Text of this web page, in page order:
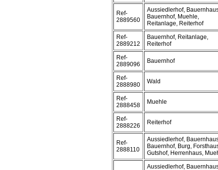
Ref-
2889560
Aussiedlerhof,
Bauernhof, Muehle,
Reitanlage, Reiterhof
Ref-
2889212
Bauernhof, Reitanlage,
Reiterhof
Ref-
2889096
Bauernhof
Ref-
2888980
Wald
Ref-
2888458
Muehle
Ref-
2888226
Reiterhof
Ref-
2888110
Aussiedlerhof,
Bauernhof, Burg,
Gutshof, Herrenhaus,
Aussiedlerhof,